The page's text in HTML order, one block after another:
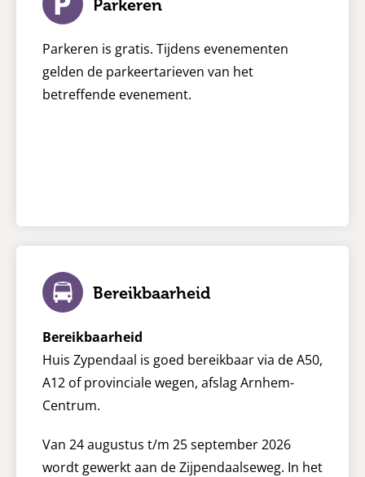
Parkeren
Parkeren is gratis. Tijdens evenementen
gelden de parkeertarieven van het
betreffende evenement.
Bereikbaarheid
Bereikbaarheid
Huis Zypendaal is goed bereikbaar via de A50,
A12 of provinciale wegen, afslag Arnhem-
Centrum.
Van 24 augustus t/m 25 september 2026
wordt gewerkt aan de Zijpendaalseweg. In het